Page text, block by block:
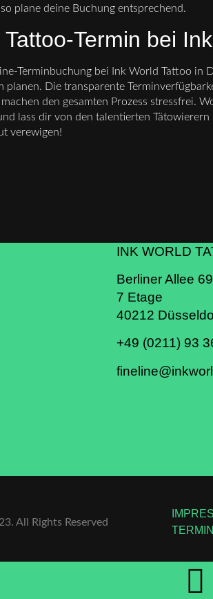
plane deine Buchung entsprechend.
Termin bei
Terminbuchung bei Ink World Tattoo in
planen. Die transparente
den gesamten Prozess stressfrei.
lass dir von den talentierten
verewigen!
INK WORLD
Berliner Allee 69
7 Etage
40212
+49 (0211) 93
All Rights Reserved